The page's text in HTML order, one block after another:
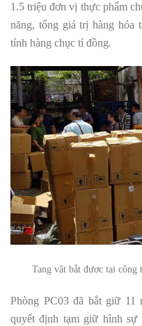
1.5 triệu đơn vị thực phẩm
năng, tổng giá trị hàng hóa
tính hàng chục tỉ đồng.
Tang vật bắt được tại công
Phòng PC03 đã bắt giữ 11
quyết định tạm giữ hình